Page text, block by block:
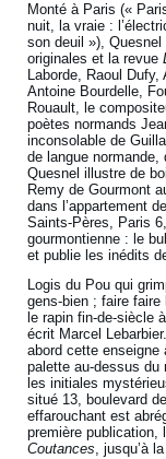
Monté à Paris («
nuit, la vraie :
son deuil »), Quesnel
originales et la revue
Laborde, Raoul
Antoine Bourdelle,
Rouault, le
poètes normands
inconsolable de
de langue normande,
Quesnel illustre de
Remy de Gourmont
dans l’appartement
Saints-Pères, Paris
gourmontienne : le
et publie les inédits
Logis du Pou qui
gens-bien ; faire
le rapin fin-de-siècle
écrit Marcel
abord cette enseigne
palette au-dessus du
les initiales
situé 13, boulevard
effarouchant est
première publication,
Coutances, jusqu’à